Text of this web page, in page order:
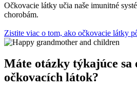
Očkovacie látky učia naše imunitné
chorobám.
Zistite viac o tom, ako očkovacie látky
Máte otázky týkajúce sa
očkovacích látok?